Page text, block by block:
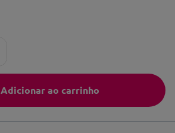
Adicionar ao carrinho